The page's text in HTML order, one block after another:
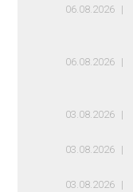
06.08.2026
06.08.2026
03.08.2026
03.08.2026
03.08.2026